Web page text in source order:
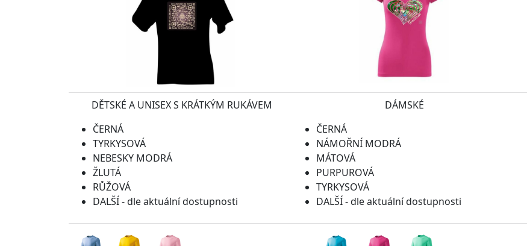
DĚTSKÉ A UNISEX S KRÁTKÝM RUKÁVEM
ČERNÁ
TYRKYSOVÁ
NEBESKY MODRÁ
ŽLUTÁ
RŮŽOVÁ
DALŠÍ - dle aktuální dostupnosti
DÁMSKÉ
ČERNÁ
NÁMOŘNÍ MODRÁ
MÁTOVÁ
PURPUROVÁ
TYRKYSOVÁ
DALŠÍ - dle aktuální dostupnosti